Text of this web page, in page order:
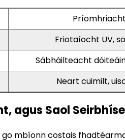
Friotaíocht UV,
Sábháilteacht
Neart cuimilt,
agus Saol Seirbhíse
go mbíonn costais